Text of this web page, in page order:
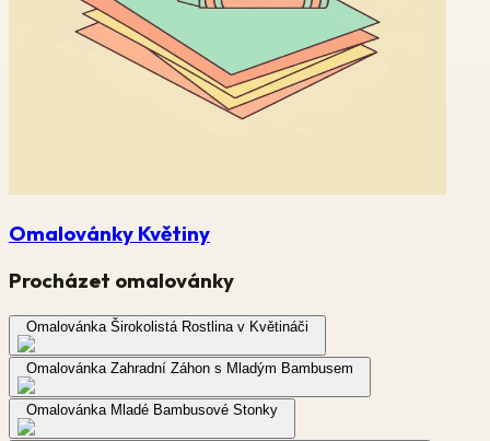
Omalovánky Květiny
Procházet omalovánky
Omalovánka Širokolistá Rostlina v Květináči
Omalovánka Zahradní Záhon s Mladým Bambusem
Omalovánka Mladé Bambusové Stonky